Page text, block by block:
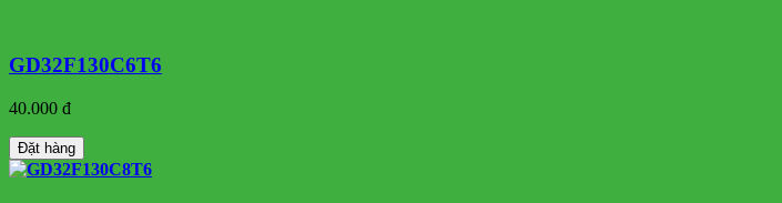
GD32F130C6T6
40.000 đ
Đặt hàng